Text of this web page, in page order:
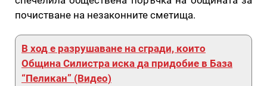
почистване на незаконните сметища.
В ход е разрушаване на сгради, които
Община Силистра иска да придобие в База
“Пеликан” (Видео)